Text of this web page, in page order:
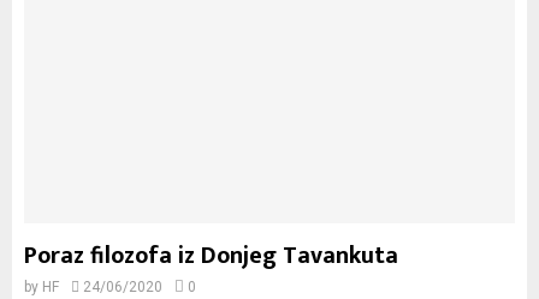
Poraz filozofa iz Donjeg Tavankuta
by HF 24/06/2020 0